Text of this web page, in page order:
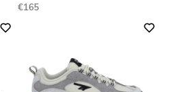
€165